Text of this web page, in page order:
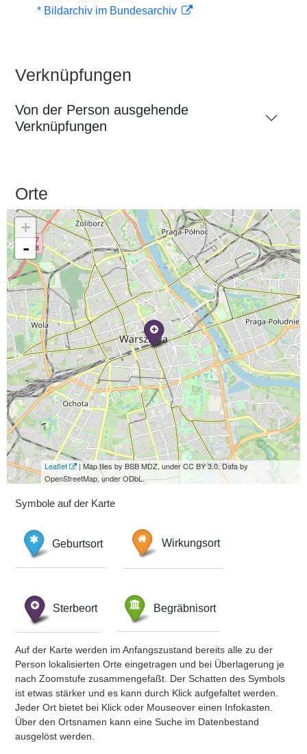
* Bildarchiv im Bundesarchiv
Verknüpfungen
Von der Person ausgehende
Verknüpfungen
Orte
+
-
Leaflet
| Map tiles by BSB MDZ, under CC BY 3.0. Data by
OpenStreetMap, under ODbL.
Symbole auf der Karte
Geburtsort Wirkungsort
Sterbeort Begräbnisort
Auf der Karte werden im Anfangszustand bereits alle zu der
Person lokalisierten Orte eingetragen und bei Überlagerung je
nach Zoomstufe zusammengefaßt. Der Schatten des Symbols
ist etwas stärker und es kann durch Klick aufgefaltet werden.
Jeder Ort bietet bei Klick oder Mouseover einen Infokasten.
Über den Ortsnamen kann eine Suche im Datenbestand
ausgelöst werden.